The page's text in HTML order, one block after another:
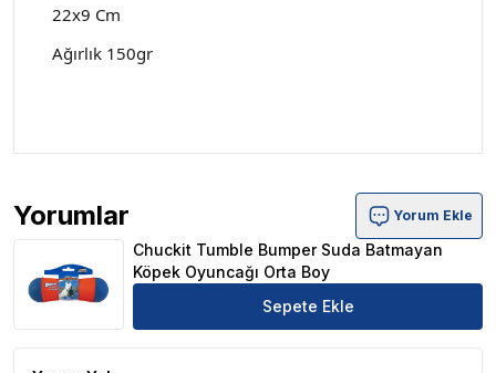
22x9 Cm
Ağırlık 150gr
Yorumlar
Chuckit Tumble Bumper Suda Batmayan Köpek
Yorum Ekle
Chuckit Tumble Bumper Suda Batmayan
Köpek Oyuncağı Orta Boy
Sepete Ekle